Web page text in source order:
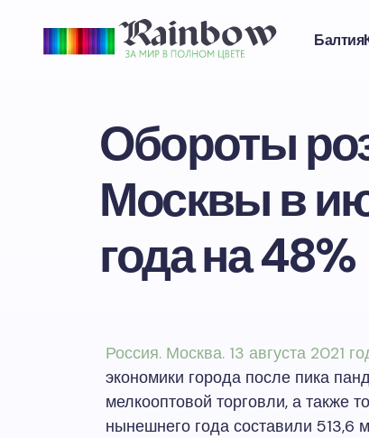
Балтия
Обороты
Москвы в
года на 48%
Россия. Москва. 13 августа 2021
экономики города после пика
мелкооптовой торговли, а также
нынешнего года составили 513,6